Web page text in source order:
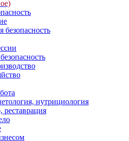
нутрициология
реставрация